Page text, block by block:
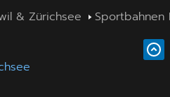
& Zürichsee Sportbahnen